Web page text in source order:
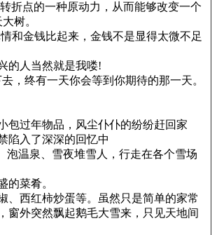
折点的一种原动力，从而能够改变一个
树。
和金钱比起来，金钱不是显得太微不足
的人当然就是我喽!
，终有一天你会等到你期待的那一天。
包过年物品，风尘仆仆的纷纷赶回家
陷入了深深的回忆中
温泉、雪夜堆雪人，行走在各个雪场
菜肴。
西红柿炒蛋等。虽然只是简单的家常
窗外突然飘起鹅毛大雪来，只见天地间